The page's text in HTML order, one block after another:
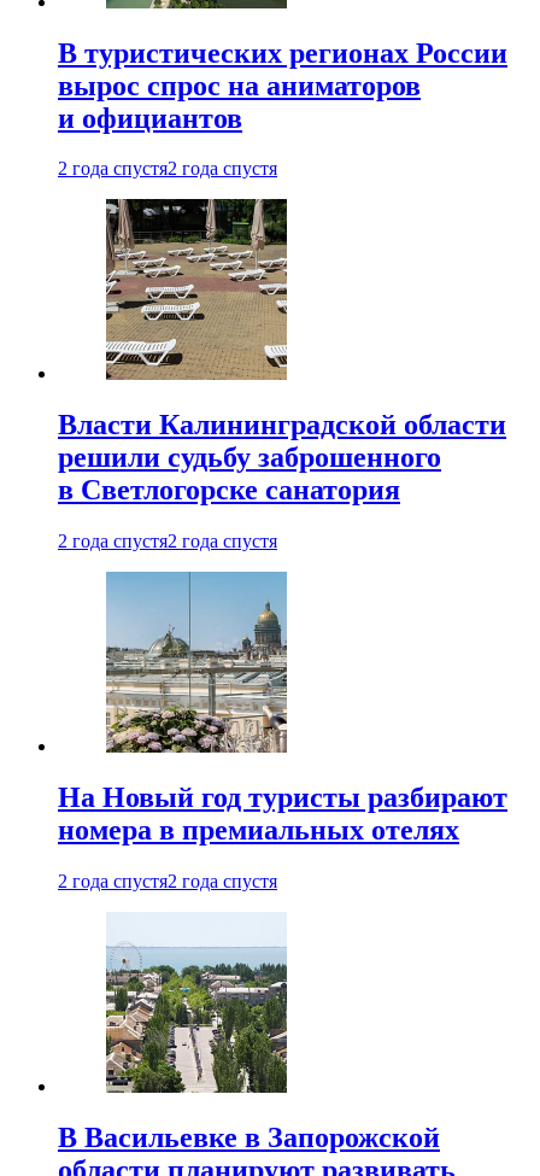
В туристических регионах России
вырос спрос на аниматоров
и официантов
2 года спустя2 года спустя
Власти Калининградской области
решили судьбу заброшенного
в Светлогорске санатория
2 года спустя2 года спустя
На Новый год туристы разбирают
номера в премиальных отелях
2 года спустя2 года спустя
В Васильевке в Запорожской